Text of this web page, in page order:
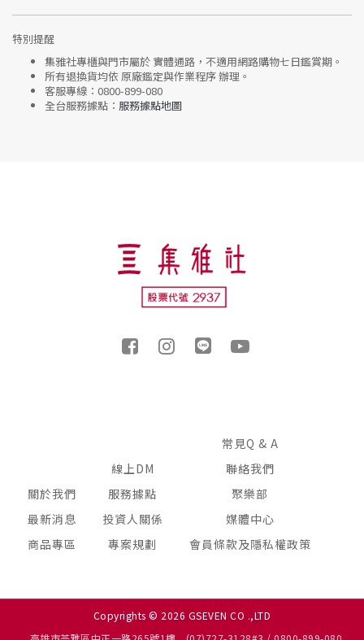
特別提醒
集雅社專櫃與門市屬於 實體通路，不適用網路購物七日鑑賞期 。
所有退換貨均依 原廠鑑定與作業程序辦理。
客服專線： 0800-899-080
全台服務據點： 服務據點地圖
關於我們
最新消息
商品專區
線上DM
服務據點
投資人關係
專案規劃
常見Q & A
聯絡我們
聚樂部
媒體中心
會員條款及隱私權政策
Copyrights © 2026 GSEVEN CO .,LTD